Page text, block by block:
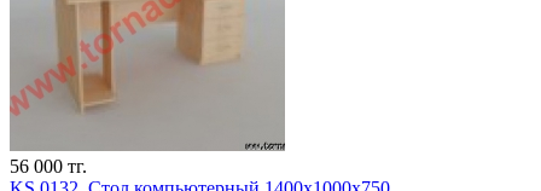
56 000 тг.